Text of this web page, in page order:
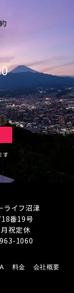
す
イフ沼津
番19号
祝定休
1060
料金
会社概要